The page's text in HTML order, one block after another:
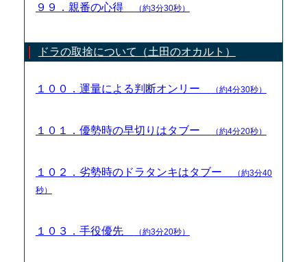
９９．親番の心得 （約3分30秒）
ドラの取捨について（土田のオカルト）
１００．運量による判断オンリー （約4分30秒）
１０１．優勢時の早切りはタブー （約4分20秒）
１０２．劣勢時のドラタンキはタブー
（約3分40
秒）
１０３．手役優先 （約3分20秒）